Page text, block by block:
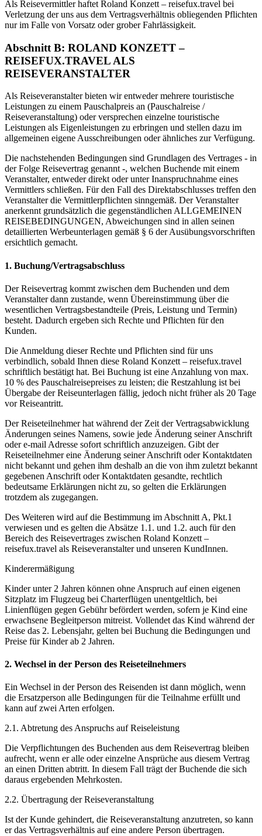
Als Reisevermittler haftet Roland Konzett – reisefux.travel bei
Verletzung der uns aus dem Vertragsverhältnis obliegenden Pflichten
nur im Falle von Vorsatz oder grober Fahrlässigkeit.
Abschnitt B: ROLAND KONZETT –
REISEFUX.TRAVEL ALS
REISEVERANSTALTER
Als Reiseveranstalter bieten wir entweder mehrere touristische
Leistungen zu einem Pauschalpreis an (Pauschalreise /
Reiseveranstaltung) oder versprechen einzelne touristische
Leistungen als Eigenleistungen zu erbringen und stellen dazu im
allgemeinen eigene Ausschreibungen oder ähnliches zur Verfügung.
Die nachstehenden Bedingungen sind Grundlagen des Vertrages - in
der Folge Reisevertrag genannt -, welchen Buchende mit einem
Veranstalter, entweder direkt oder unter Inanspruchnahme eines
Vermittlers schließen. Für den Fall des Direktabschlusses treffen den
Veranstalter die Vermittlerpflichten sinngemäß. Der Veranstalter
anerkennt grundsätzlich die gegenständlichen ALLGEMEINEN
REISEBEDINGUNGEN, Abweichungen sind in allen seinen
detaillierten Werbeunterlagen gemäß § 6 der Ausübungsvorschriften
ersichtlich gemacht.
1. Buchung/Vertragsabschluss
Der Reisevertrag kommt zwischen dem Buchenden und dem
Veranstalter dann zustande, wenn Übereinstimmung über die
wesentlichen Vertragsbestandteile (Preis, Leistung und Termin)
besteht. Dadurch ergeben sich Rechte und Pflichten für den
Kunden.
Die Anmeldung dieser Rechte und Pflichten sind für uns
verbindlich, sobald Ihnen diese Roland Konzett – reisefux.travel
schriftlich bestätigt hat. Bei Buchung ist eine Anzahlung von max.
10 % des Pauschalreisepreises zu leisten; die Restzahlung ist bei
Übergabe der Reiseunterlagen fällig, jedoch nicht früher als 20 Tage
vor Reiseantritt.
Der Reiseteilnehmer hat während der Zeit der Vertragsabwicklung
Änderungen seines Namens, sowie jede Änderung seiner Anschrift
oder e-mail Adresse sofort schriftlich anzuzeigen. Gibt der
Reiseteilnehmer eine Änderung seiner Anschrift oder Kontaktdaten
nicht bekannt und gehen ihm deshalb an die von ihm zuletzt bekannt
gegebenen Anschrift oder Kontaktdaten gesandte, rechtlich
bedeutsame Erklärungen nicht zu, so gelten die Erklärungen
trotzdem als zugegangen.
Des Weiteren wird auf die Bestimmung im Abschnitt A, Pkt.1
verwiesen und es gelten die Absätze 1.1. und 1.2. auch für den
Bereich des Reisevertrages zwischen Roland Konzett –
reisefux.travel als Reiseveranstalter und unseren KundInnen.
Kinderermäßigung
Kinder unter 2 Jahren können ohne Anspruch auf einen eigenen
Sitzplatz im Flugzeug bei Charterflügen unentgeltlich, bei
Linienflügen gegen Gebühr befördert werden, sofern je Kind eine
erwachsene Begleitperson mitreist. Vollendet das Kind während der
Reise das 2. Lebensjahr, gelten bei Buchung die Bedingungen und
Preise für Kinder ab 2 Jahren.
2. Wechsel in der Person des Reiseteilnehmers
Ein Wechsel in der Person des Reisenden ist dann möglich, wenn
die Ersatzperson alle Bedingungen für die Teilnahme erfüllt und
kann auf zwei Arten erfolgen.
2.1. Abtretung des Anspruchs auf Reiseleistung
Die Verpflichtungen des Buchenden aus dem Reisevertrag bleiben
aufrecht, wenn er alle oder einzelne Ansprüche aus diesem Vertrag
an einen Dritten abtritt. In diesem Fall trägt der Buchende die sich
daraus ergebenden Mehrkosten.
2.2. Übertragung der Reiseveranstaltung
Ist der Kunde gehindert, die Reiseveranstaltung anzutreten, so kann
er das Vertragsverhältnis auf eine andere Person übertragen.